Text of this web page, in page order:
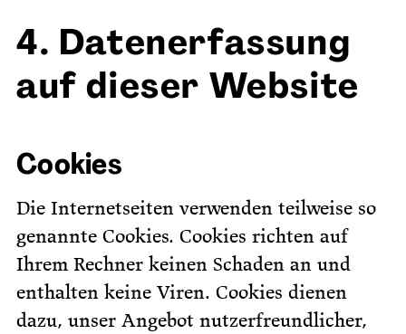
4. Datenerfassung
auf dieser Website
Cookies
Die Internetseiten verwenden teilweise so
genannte Cookies. Cookies richten auf
Ihrem Rechner keinen Schaden an und
enthalten keine Viren. Cookies dienen
dazu, unser Angebot nutzerfreundlicher,